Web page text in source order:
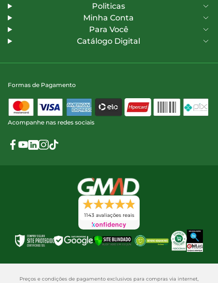
Politicas
Minha Conta
Para Você
Catálogo Digital
Formas de Pagamento
Acompanhe nas redes sociais
1143 avaliações reais
Preços e condições de pagamento exclusivos para compras via internet,